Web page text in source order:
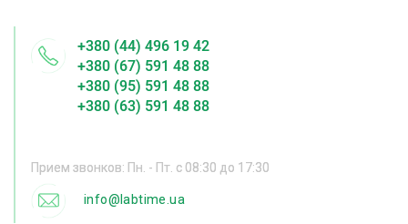
+380 (44) 496 19 42
+380 (67) 591 48 88
+380 (95) 591 48 88
+380 (63) 591 48 88
Прием звонков: Пн. - Пт. с 08:30 до 17:30
info@labtime.ua